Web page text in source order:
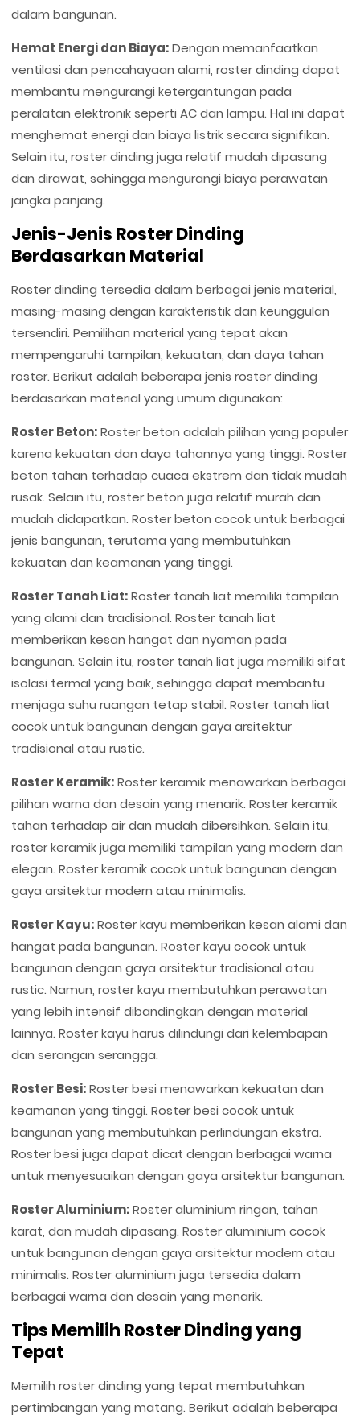
dalam bangunan.
Hemat Energi dan Biaya:Dengan memanfaatkan
ventilasi dan pencahayaan alami, roster dinding dapat
membantu mengurangi ketergantungan pada
peralatan elektronik seperti AC dan lampu. Hal ini dapat
menghemat energi dan biaya listrik secara signifikan.
Selain itu, roster dinding juga relatif mudah dipasang
dan dirawat, sehingga mengurangi biaya perawatan
jangka panjang.
Jenis-Jenis Roster Dinding
Berdasarkan Material
Roster dinding tersedia dalam berbagai jenis material,
masing-masing dengan karakteristik dan keunggulan
tersendiri. Pemilihan material yang tepat akan
mempengaruhi tampilan, kekuatan, dan daya tahan
roster. Berikut adalah beberapa jenis roster dinding
berdasarkan material yang umum digunakan:
Roster Beton:Roster beton adalah pilihan yang populer
karena kekuatan dan daya tahannya yang tinggi. Roster
beton tahan terhadap cuaca ekstrem dan tidak mudah
rusak. Selain itu, roster beton juga relatif murah dan
mudah didapatkan. Roster beton cocok untuk berbagai
jenis bangunan, terutama yang membutuhkan
kekuatan dan keamanan yang tinggi.
Roster Tanah Liat:Roster tanah liat memiliki tampilan
yang alami dan tradisional. Roster tanah liat
memberikan kesan hangat dan nyaman pada
bangunan. Selain itu, roster tanah liat juga memiliki sifat
isolasi termal yang baik, sehingga dapat membantu
menjaga suhu ruangan tetap stabil. Roster tanah liat
cocok untuk bangunan dengan gaya arsitektur
tradisional atau rustic.
Roster Keramik:Roster keramik menawarkan berbagai
pilihan warna dan desain yang menarik. Roster keramik
tahan terhadap air dan mudah dibersihkan. Selain itu,
roster keramik juga memiliki tampilan yang modern dan
elegan. Roster keramik cocok untuk bangunan dengan
gaya arsitektur modern atau minimalis.
Roster Kayu:Roster kayu memberikan kesan alami dan
hangat pada bangunan. Roster kayu cocok untuk
bangunan dengan gaya arsitektur tradisional atau
rustic. Namun, roster kayu membutuhkan perawatan
yang lebih intensif dibandingkan dengan material
lainnya. Roster kayu harus dilindungi dari kelembapan
dan serangan serangga.
Roster Besi:Roster besi menawarkan kekuatan dan
keamanan yang tinggi. Roster besi cocok untuk
bangunan yang membutuhkan perlindungan ekstra.
Roster besi juga dapat dicat dengan berbagai warna
untuk menyesuaikan dengan gaya arsitektur bangunan.
Roster Aluminium:Roster aluminium ringan, tahan
karat, dan mudah dipasang. Roster aluminium cocok
untuk bangunan dengan gaya arsitektur modern atau
minimalis. Roster aluminium juga tersedia dalam
berbagai warna dan desain yang menarik.
Tips Memilih Roster Dinding yang
Tepat
Memilih roster dinding yang tepat membutuhkan
pertimbangan yang matang. Berikut adalah beberapa